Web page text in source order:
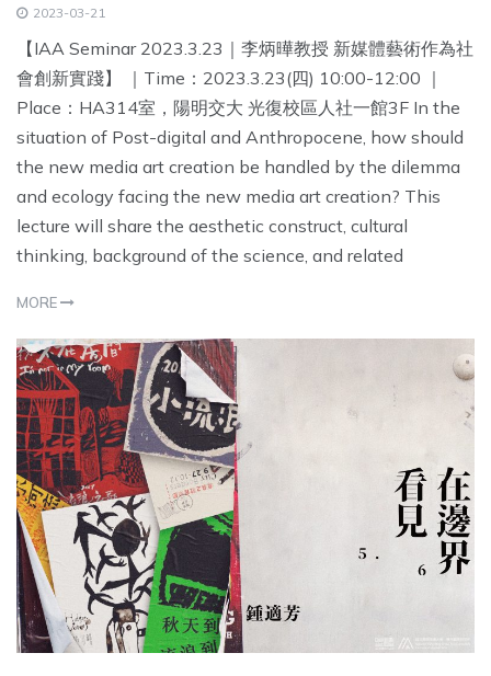
2023-03-21
【IAA Seminar 2023.3.23｜李炳曄教授 新媒體藝術作為社
會創新實踐】 ｜Time：2023.3.23(四) 10:00-12:00 ｜
Place：HA314室，陽明交大 光復校區人社一館3F In the
situation of Post-digital and Anthropocene, how should
the new media art creation be handled by the dilemma
and ecology facing the new media art creation? This
lecture will share the aesthetic construct, cultural
thinking, background of the science, and related
MORE